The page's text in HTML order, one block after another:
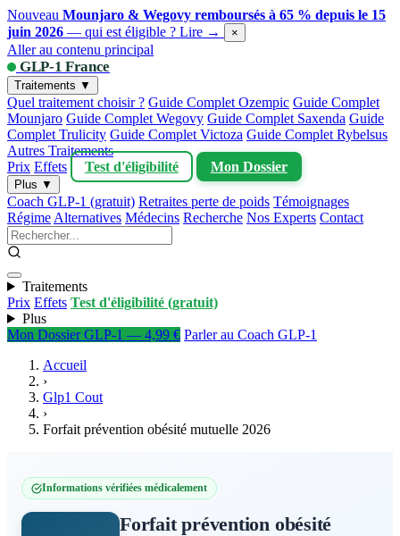
Nouveau Mounjaro & Wegovy remboursés à 65 % depuis le 15
juin 2026 — qui est éligible ? Lire → ×
Aller au contenu principal
GLP-1 France
Traitements ▼
Quel traitement choisir ? Guide Complet Ozempic Guide Complet
Mounjaro Guide Complet Wegovy Guide Complet Saxenda Guide
Complet Trulicity Guide Complet Victoza Guide Complet Rybelsus
Autres Traitements
Prix Effets Test d'éligibilité Mon Dossier
Plus ▼
Coach GLP-1 (gratuit) Retraites perte de poids Témoignages
Régime Alternatives Médecins Recherche Nos Experts Contact
Traitements
Prix Effets Test d'éligibilité (gratuit)
Plus
Mon Dossier GLP-1 — 4,99 € Parler au Coach GLP-1
Accueil
›
Glp1 Cout
›
Forfait prévention obésité mutuelle 2026
Informations vérifiées médicalement
Forfait prévention obésité